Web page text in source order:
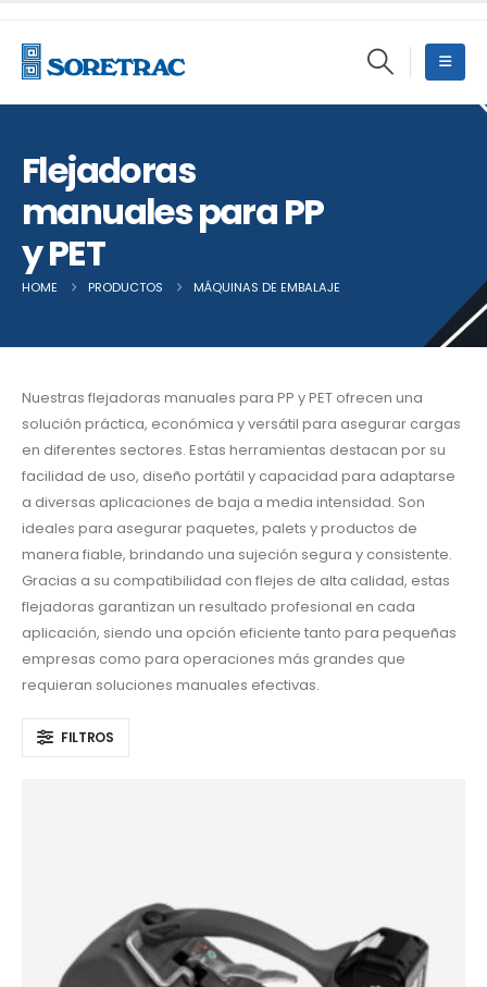
Flejadoras
manuales para PP
y PET
HOME PRODUCTOS MÁQUINAS DE EMBALAJE OTRAS MÁQUINAS
Nuestras flejadoras manuales para PP y PET ofrecen una
solución práctica, económica y versátil para asegurar cargas
en diferentes sectores. Estas herramientas destacan por su
facilidad de uso, diseño portátil y capacidad para adaptarse
a diversas aplicaciones de baja a media intensidad. Son
ideales para asegurar paquetes, palets y productos de
manera fiable, brindando una sujeción segura y consistente.
Gracias a su compatibilidad con flejes de alta calidad, estas
flejadoras garantizan un resultado profesional en cada
aplicación, siendo una opción eficiente tanto para pequeñas
empresas como para operaciones más grandes que
requieran soluciones manuales efectivas.
FILTROS